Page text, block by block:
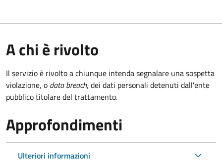
A chi è rivolto
Il servizio è rivolto a chiunque intenda segnalare una sospetta
violazione, o data breach, dei dati personali detenuti dall'ente
pubblico titolare del trattamento.
Approfondimenti
Ulteriori informazioni